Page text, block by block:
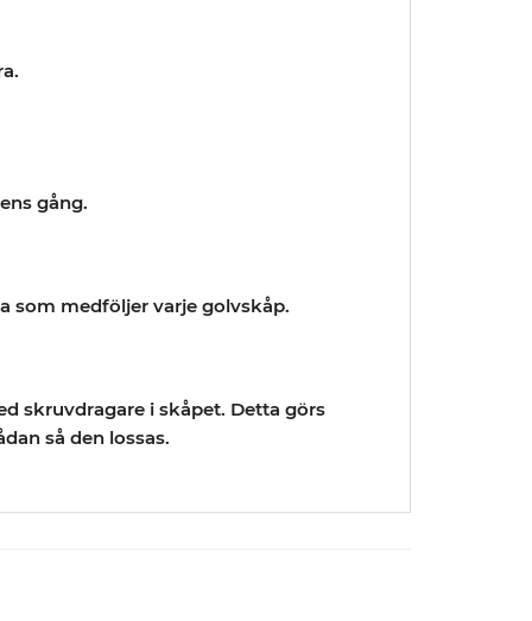
gång.
som medföljer varje golvskåp.
skruvdragare i skåpet. Detta görs
så den lossas.